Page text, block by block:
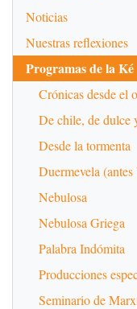
Noticias
Nuestras reflexiones
Programas de la Ké
Crónicas desde el
De chile, de dulce
Desde la tormenta
Duermevela
Nebulosa
Nebulosa Griega
Palabra Indómita
Producciones
Seminario de